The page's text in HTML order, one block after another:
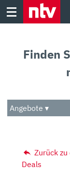
Skip
Audio
Das Beste
Finden
Angebote ▾
Zurück zu
Deals